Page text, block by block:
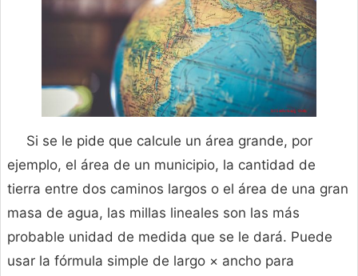
Si se le pide que calcule un área grande, por
ejemplo, el área de un municipio, la cantidad de
tierra entre dos caminos largos o el área de una gran
masa de agua, las millas lineales son las más
probable unidad de medida que se le dará. Puede
usar la fórmula simple de largo × ancho para